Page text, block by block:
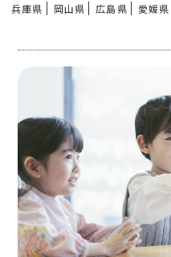
兵庫県
岡山県 広島県 愛媛県